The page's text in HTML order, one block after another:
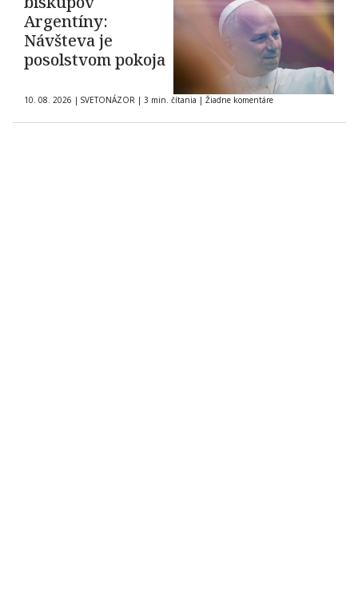
Argentíny:
Návšteva je
posolstvom pokoja
10. 08. 2026 | SVETONÁZOR | 3 min. čítania | Žiadne komentáre